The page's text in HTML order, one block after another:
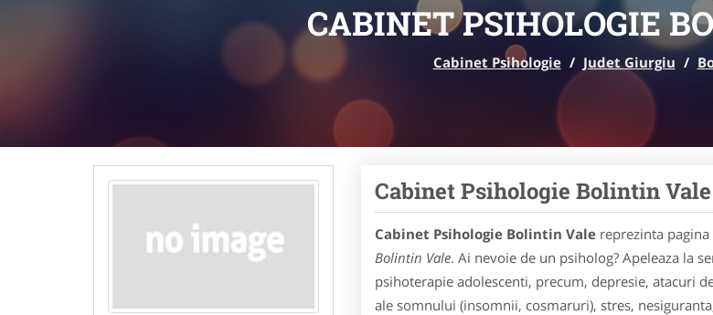
CABINET PSIHOLOGIE
Cabinet Psihologie / Judet Giurgiu /
Cabinet Psihologie Bolintin Vale
Cabinet Psihologie Bolintin Valereprezinta
Bolintin Vale. Ai nevoie de un psiholog? Apeleaza la
psihoterapie adolescenti, precum, depresie, atacuri
ale somnului (insomnii, cosmaruri), stres,